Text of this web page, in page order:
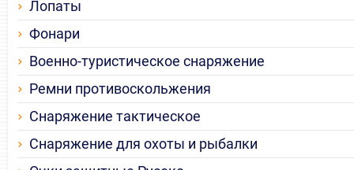
Лопаты
Фонари
Военно-туристическое снаряжение
Ремни противоскольжения
Снаряжение тактическое
Снаряжение для охоты и рыбалки